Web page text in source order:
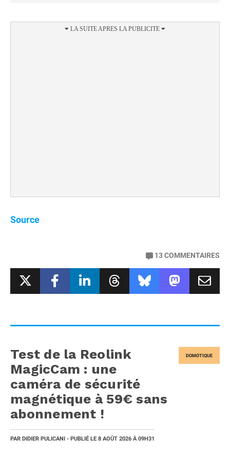
Source
13COMMENTAIRES
DOMOTIQUE
Test de la Reolink
MagicCam : une
caméra de sécurité
magnétique à 59€ sans
abonnement !
PAR DIDIER PULICANI - PUBLIÉ LE 8 AOÛT 2026 À 09H31